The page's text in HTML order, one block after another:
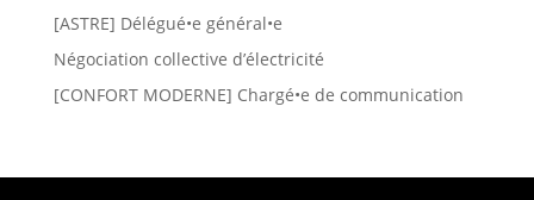
[ASTRE] Délégué•e général•e
Négociation collective d’électricité
[CONFORT MODERNE] Chargé•e de communication